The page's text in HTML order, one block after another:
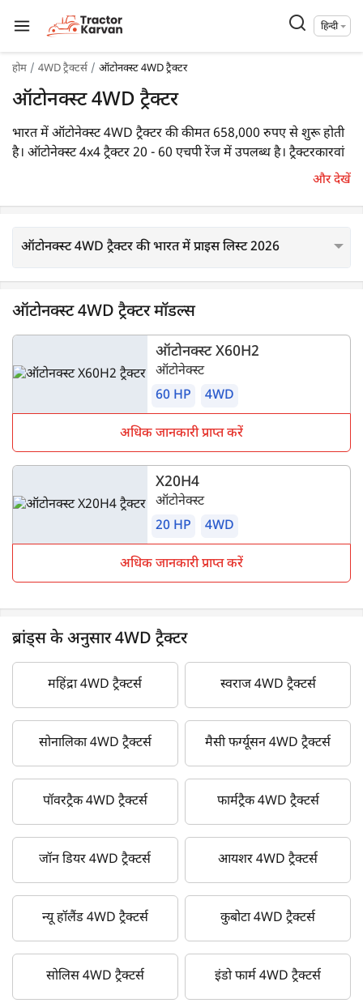
हिन्दी
होम 4WD ट्रैक्टर्स ऑटोनक्स्ट 4WD ट्रैक्टर
ऑटोनक्स्ट 4WD ट्रैक्टर
भारत में ऑटोनेक्स्ट 4WD ट्रैक्टर की कीमत 658,000 रुपए से शुरू होती
है। ऑटोनेक्स्ट 4x4 ट्रैक्टर 20 - 60 एचपी रेंज में उपलब्ध है। ट्रैक्टरकारवां
पर कुल 2 ऑटोनेक्स्ट 4WD ट्रैक्टर बिक्री के लिए उपलब्ध हैं। इस ब्रांड के
है।
और देखें
ऑटोनक्स्ट 4WD ट्रैक्टर की भारत में प्राइस लिस्ट 2026
ऑटोनक्स्ट 4WD ट्रैक्टर मॉडल्स
ऑटोनक्स्ट X60H2
ऑटोनेक्स्ट
60 HP
4WD
अधिक जानकारी प्राप्त करें
X20H4
ऑटोनेक्स्ट
20 HP
4WD
अधिक जानकारी प्राप्त करें
ब्रांड्स के अनुसार 4WD ट्रैक्टर
महिंद्रा 4WD ट्रैक्टर्स स्वराज 4WD ट्रैक्टर्स
सोनालिका 4WD ट्रैक्टर्स मैसी फर्ग्यूसन 4WD ट्रैक्टर्स
पॉवरट्रैक 4WD ट्रैक्टर्स फार्मट्रैक 4WD ट्रैक्टर्स
जॉन डियर 4WD ट्रैक्टर्स आयशर 4WD ट्रैक्टर्स
न्यू हॉलैंड 4WD ट्रैक्टर्स कुबोटा 4WD ट्रैक्टर्स
सोलिस 4WD ट्रैक्टर्स इंडो फार्म 4WD ट्रैक्टर्स